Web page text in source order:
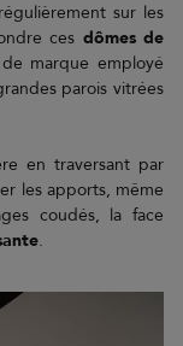
sur les
ces dômes de
marque employé
parois vitrées
en traversant par
les apports, même
coudés, la face
.